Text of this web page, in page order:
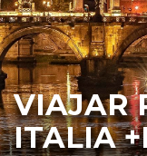
VIAJAR
ITALIA